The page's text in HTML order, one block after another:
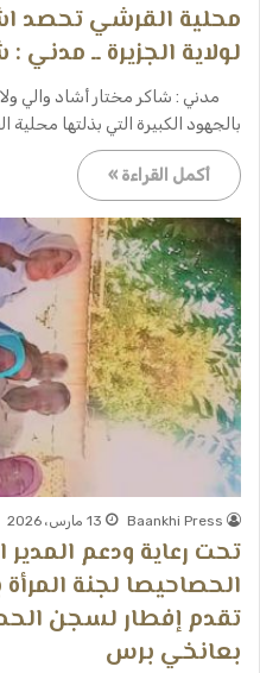
محلية القرشي تحصد
لولاية الجزيرة ــ مدني
مدني : شاكر مختار أشاد والي
بالجهود الكبيرة التي بذلتها محلية
أكمل القراءة »
Baankhi Press 13 مارس، 2026
تحت رعاية ودعم المدير
الحصاحيصا لجنة
تقدم إفطار لسجن
بعانخي برس